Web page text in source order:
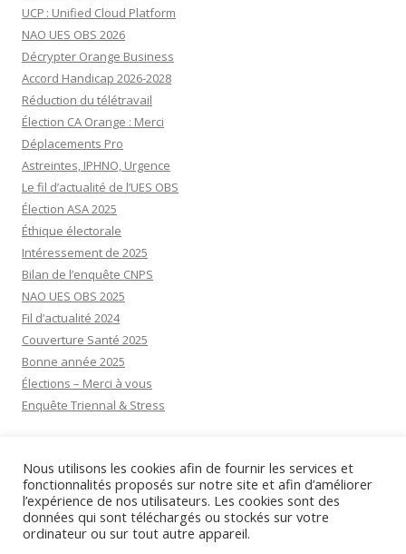
UCP : Unified Cloud Platform
NAO UES OBS 2026
Décrypter Orange Business
Accord Handicap 2026-2028
Réduction du télétravail
Élection CA Orange : Merci
Déplacements Pro
Astreintes, IPHNO, Urgence
Le fil d’actualité de l’UES OBS
Élection ASA 2025
Éthique électorale
Intéressement de 2025
Bilan de l’enquête CNPS
NAO UES OBS 2025
Fil d’actualité 2024
Couverture Santé 2025
Bonne année 2025
Élections – Merci à vous
Enquête Triennal & Stress
Visiteurs d’hier: 30
Nous utilisons les cookies afin de fournir les services et
fonctionnalités proposés sur notre site et afin d’améliorer
l’expérience de nos utilisateurs. Les cookies sont des
données qui sont téléchargés ou stockés sur votre
ordinateur ou sur tout autre appareil.